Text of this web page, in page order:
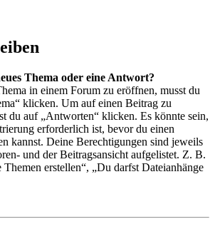
Thema oder eine Antwort?
in einem Forum zu eröffnen, musst du
klicken. Um auf einen Beitrag zu
du auf „Antworten“ klicken. Es könnte sein,
erforderlich ist, bevor du einen
kannst. Deine Berechtigungen sind jeweils
und der Beitragsansicht aufgelistet. Z. B.
Themen erstellen“, „Du darfst Dateianhänge